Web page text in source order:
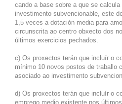
cando a base sobre a que se
investimento subvencionable, este
1,5 veces a dotación media para
circunscrita ao centro obxecto dos
últimos exercicios pechados.
c) Os proxectos terán que incluír o
mínimo 10 novos postos de traballo
asociado ao investimento
d) Os proxectos terán que incluír o
emprego medio existente nos